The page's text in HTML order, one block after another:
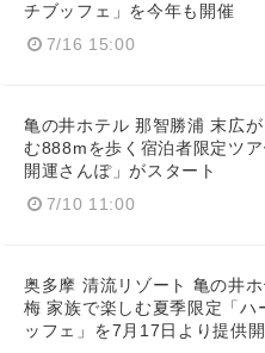
チブッフェ」を今年も開催
7/16 15:00
亀の井ホテル 那智勝浦 末広
む888mを歩く宿泊者限定ツ
開運さんぽ」がスタート
7/10 11:00
奥多摩 清流リゾート 亀の井
梅 家族で楽しむ夏季限定「ハ
ッフェ」を7月17日より提供